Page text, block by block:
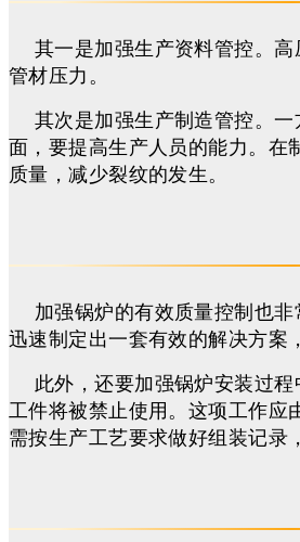
其一是加强生产资料管控。
管材压力。
其次是加强生产制造管控。
面，要提高生产人员的能力。在
质量，减少裂纹的发生。
加强锅炉的有效质量控制也
迅速制定出一套有效的解决方案
此外，还要加强锅炉安装过
工件将被禁止使用。这项工作应
需按生产工艺要求做好组装记录